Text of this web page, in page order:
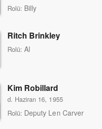
Rolü: Billy
Ritch Brinkley
Rolü: Al
Kim Robillard
d. Haziran 16, 1955
Rolü: Deputy Len Carver